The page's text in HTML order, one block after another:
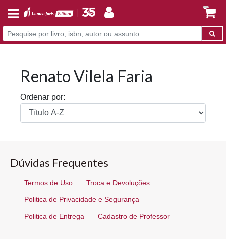
Renato Vilela Faria
Ordenar por:
Dúvidas Frequentes
Termos de Uso Troca e Devoluções
Politica de Privacidade e Segurança
Politica de Entrega Cadastro de Professor